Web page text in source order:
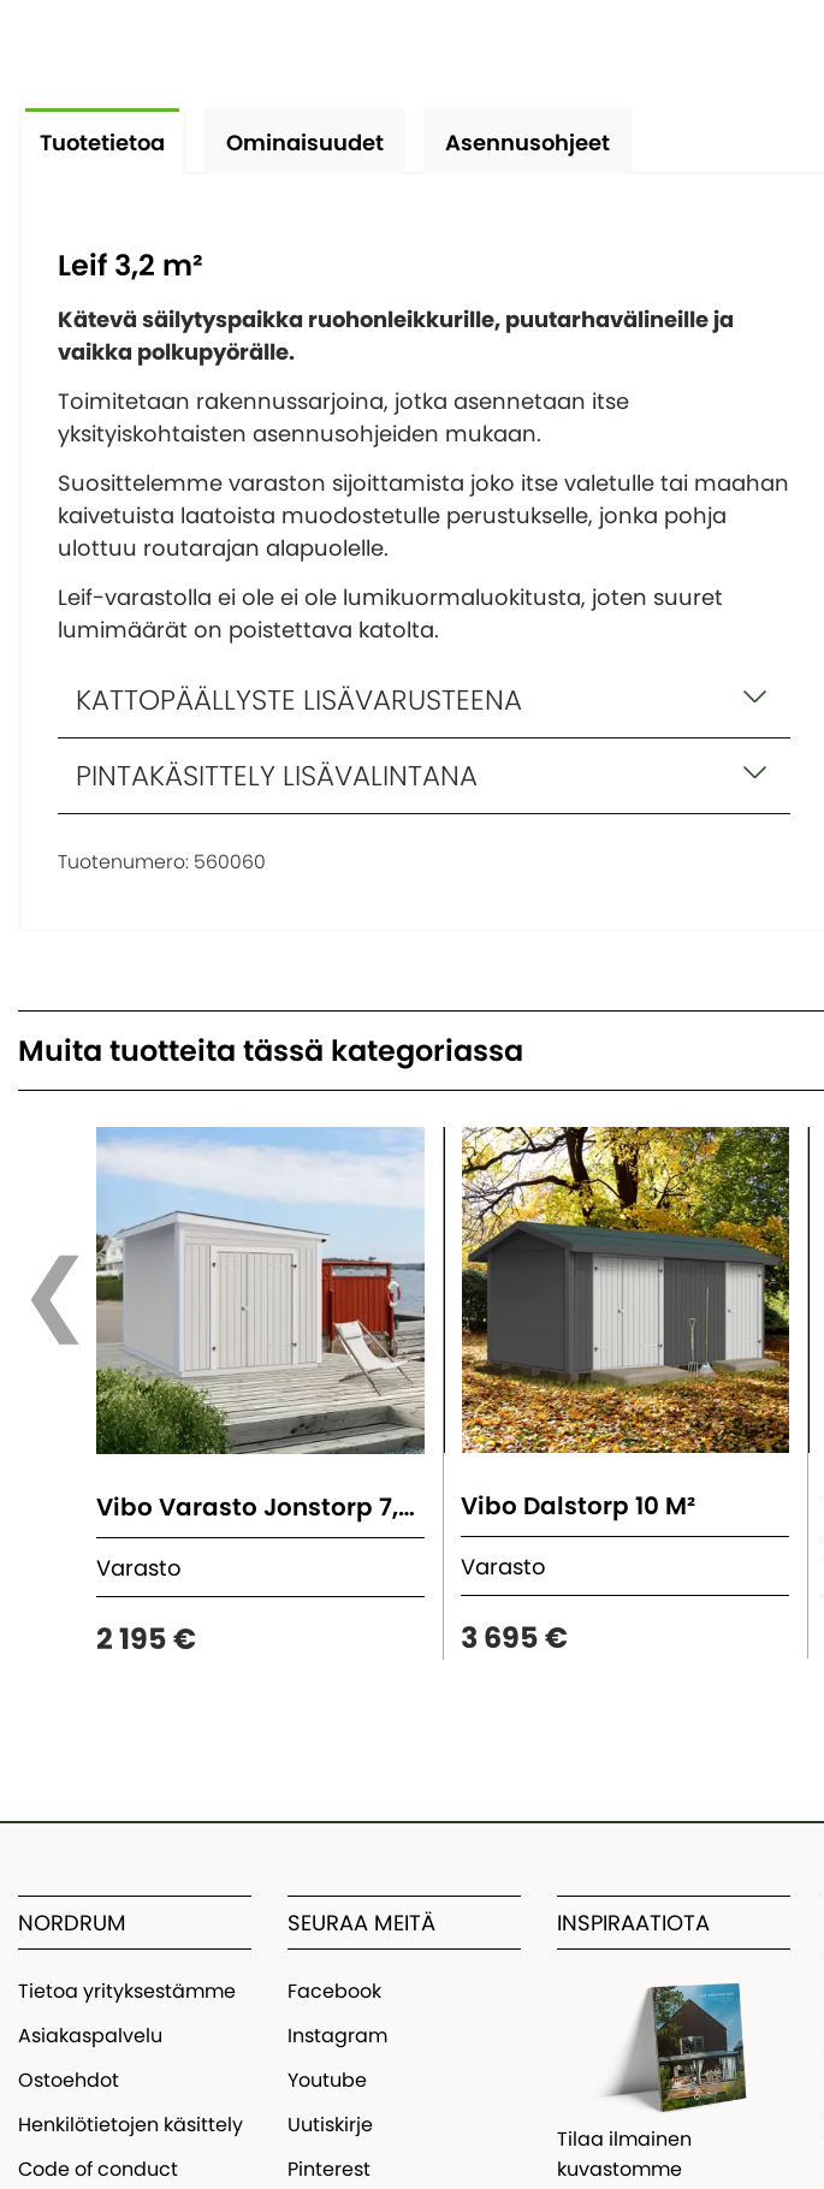
Tuotetietoa Ominaisuudet Asennusohjeet
Leif 3,2 m²
Kätevä säilytyspaikka ruohonleikkurille, puutarhavälineille ja
vaikka polkupyörälle.
Toimitetaan rakennussarjoina, jotka asennetaan itse
yksityiskohtaisten asennusohjeiden mukaan.
Suosittelemme varaston sijoittamista joko itse valetulle tai maahan
kaivetuista laatoista muodostetulle perustukselle, jonka pohja
ulottuu routarajan alapuolelle.
Leif-varastolla ei ole ei ole lumikuormaluokitusta, joten suuret
lumimäärät on poistettava katolta.
KATTOPÄÄLLYSTE LISÄVARUSTEENA
PINTAKÄSITTELY LISÄVALINTANA
Tuotenumero: 560060
Muita tuotteita tässä kategoriassa
Vibo Varasto Jonstorp 7,5 M²
Varasto
2 195 €
Vibo Dalstorp 10 M²
Varasto
3 695 €
NORDRUM
Tietoa yrityksestämme
Asiakaspalvelu
Ostoehdot
Henkilötietojen käsittely
Code of conduct
SEURAA MEITÄ
Facebook
Instagram
Youtube
Uutiskirje
Pinterest
INSPIRAATIOTA
Tilaa ilmainen
kuvastomme